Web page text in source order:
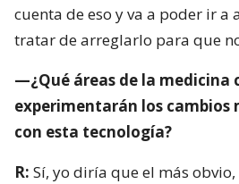
cuenta de eso y va a poder ir
tratar de arreglarlo para que
—¿Qué áreas de la medicina
experimentarán los cambios
con esta tecnología?
R: Sí, yo diría que el más obvio,